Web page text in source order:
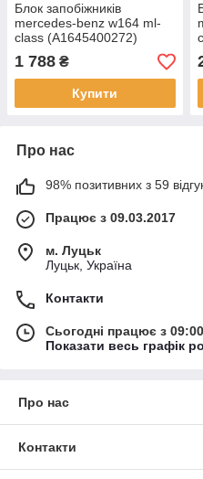
Блок запобіжників
mercedes-benz w164 ml-
class (A1645400272)
1 788 ₴
Купити
Про нас
98% позитивних з 59
Працює з 09.03.2017
м. Луцьк
Луцьк, Україна
Контакти
Сьогодні працює з
Показати весь графік
Про нас
Контакти